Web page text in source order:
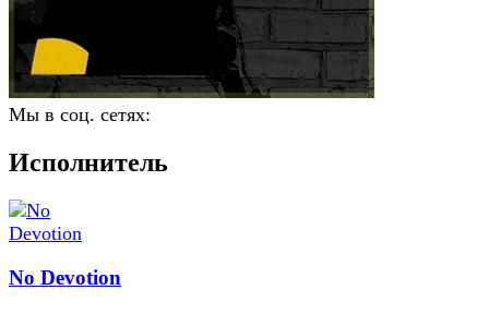
Мы в соц. сетях:
Исполнитель
No Devotion